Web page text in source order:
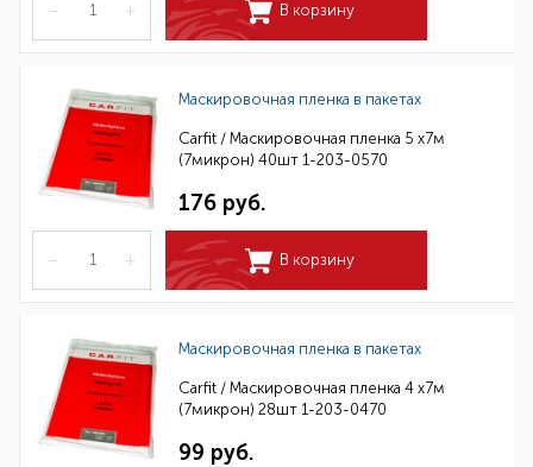
– + В корзину
Маскировочная пленка в пакетах
Carfit / Маскировочная пленка 5 х7м
(7микрон) 40шт 1-203-0570
176 руб.
– + В корзину
Маскировочная пленка в пакетах
Carfit / Маскировочная пленка 4 х7м
(7микрон) 28шт 1-203-0470
99 руб.